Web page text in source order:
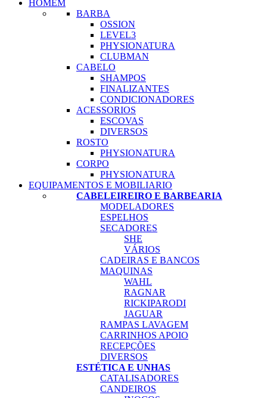
HOMEM
BARBA
OSSION
LEVEL3
PHYSIONATURA
CLUBMAN
CABELO
SHAMPOS
FINALIZANTES
CONDICIONADORES
ACESSORIOS
ESCOVAS
DIVERSOS
ROSTO
PHYSIONATURA
CORPO
PHYSIONATURA
EQUIPAMENTOS E MOBILIARIO
CABELEIREIRO E BARBEARIA
MODELADORES
ESPELHOS
SECADORES
SHE
VÁRIOS
CADEIRAS E BANCOS
MAQUINAS
WAHL
RAGNAR
RICKIPARODI
JAGUAR
RAMPAS LAVAGEM
CARRINHOS APOIO
RECEPÇÕES
DIVERSOS
ESTÉTICA E UNHAS
CATALISADORES
CANDEIROS